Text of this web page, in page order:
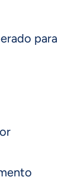
para